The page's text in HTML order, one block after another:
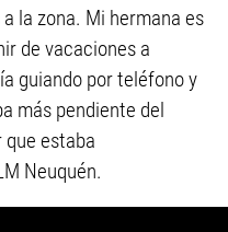
la zona. Mi hermana es
de vacaciones a
guiando por teléfono y
más pendiente del
estaba
Neuquén.